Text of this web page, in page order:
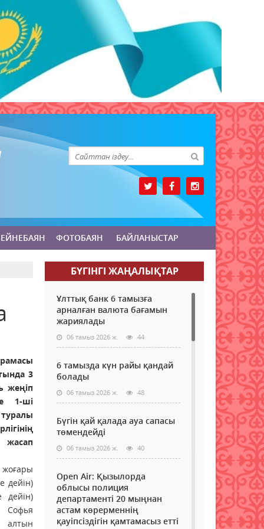
ФОТОБАЯН БАЙЛАНЫСТАР
3
жеңіп
1-ші
дейін)
дейін)
алтын
БҮГІНГI ЖАҢАЛЫҚТАР
Ұлттық банк 6 тамызға
арналған валюта бағамын
жариялады
06 тамыз 2026 ж. 44
6 тамызда күн райы қандай
болады
06 тамыз 2026 ж. 48
Бүгін қай қалада ауа сапасы
төмендейді
06 тамыз 2026 ж. 40
Open Air: Қызылорда
облысы полиция
департаменті 20 мыңнан
астам көрерменнің
қауіпсіздігін қамтамасыз етті